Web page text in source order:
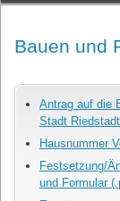
Bauen und
Antrag auf die
Stadt
Hausnummer
Festsetzung/
und Formular